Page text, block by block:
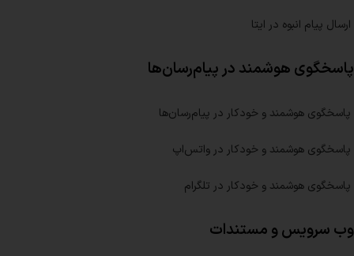
ارسال پیام انبوه در ایتا
پاسخگوی هوشمند در پیام‌رسان‌ها
پاسخگوی هوشمند و خودکار در پیام‌رسان‌ها
پاسخگوی هوشمند و خودکار در واتس‌اپ
پاسخگوی هوشمند و خودکار در تلگرام
وب سرویس و مستندات